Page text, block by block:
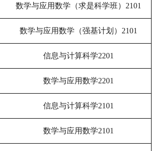
数学与应用数学（求是科学班） 2101
数学与应用数学（强基计划） 2101
信息与计算科学2201
数学与应用数学2201
信息与计算科学2101
数学与应用数学2101